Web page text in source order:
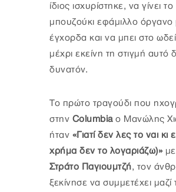
ίδιος ισχυρίστηκε, να γίνει το
μπουζούκι εφάμιλλο όργανο
έγχορδα και να μπει στο
μέχρι εκείνη τη στιγμή αυτό
δυνατόν.
Το πρώτο τραγούδι που
στην Columbia ο Μανώλης
ήταν «Γιατί δεν λες το ναι κι
χρήμα δεν το λογαριάζω)»
Στράτο Παγιουμτζή, τον
ξεκίνησε να συμμετέχει μαζί